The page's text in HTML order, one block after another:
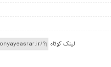
لینک کوتاه